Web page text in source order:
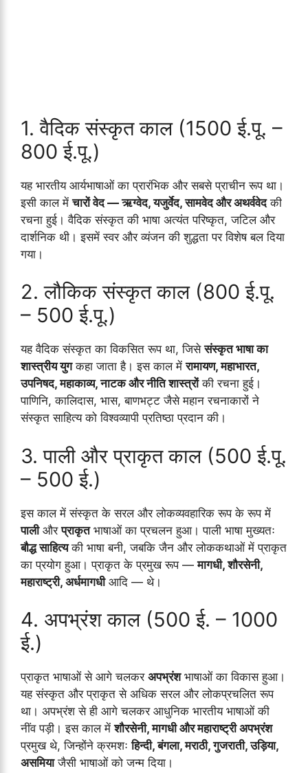
1. वैदिक संस्कृत काल (1500 ई.पू. –
800 ई.पू.)
यह भारतीय आर्यभाषाओं का प्रारंभिक और सबसे प्राचीन रूप था।
इसी काल मेंचारों वेद — ऋग्वेद, यजुर्वेद, सामवेद और अथर्ववेदकी
रचना हुई। वैदिक संस्कृत की भाषा अत्यंत परिष्कृत, जटिल और
दार्शनिक थी। इसमें स्वर और व्यंजन की शुद्धता पर विशेष बल दिया
गया।
2. लौकिक संस्कृत काल (800 ई.पू.
– 500 ई.पू.)
यह वैदिक संस्कृत का विकसित रूप था, जिसेसंस्कृत भाषा का
शास्त्रीय युगकहा जाता है। इस काल मेंरामायण, महाभारत,
उपनिषद, महाकाव्य, नाटक और नीति शास्त्रोंकी रचना हुई।
पाणिनि, कालिदास, भास, बाणभट्ट जैसे महान रचनाकारों ने
संस्कृत साहित्य को विश्वव्यापी प्रतिष्ठा प्रदान की।
3. पाली और प्राकृत काल (500 ई.पू.
– 500 ई.)
इस काल में संस्कृत के सरल और लोकव्यवहारिक रूप के रूप में
पालीऔरप्राकृतभाषाओं का प्रचलन हुआ। पाली भाषा मुख्यतः
बौद्ध साहित्यकी भाषा बनी, जबकि जैन और लोककथाओं में प्राकृत
का प्रयोग हुआ। प्राकृत के प्रमुख रूप —मागधी, शौरसेनी,
महाराष्ट्री, अर्धमागधीआदि — थे।
4. अपभ्रंश काल (500 ई. – 1000
ई.)
प्राकृत भाषाओं से आगे चलकर अपभ्रंशभाषाओं का विकास हुआ।
यह संस्कृत और प्राकृत से अधिक सरल और लोकप्रचलित रूप
था। अपभ्रंश से ही आगे चलकर आधुनिक भारतीय भाषाओं की
नींव पड़ी। इस काल मेंशौरसेनी, मागधी और महाराष्ट्री अपभ्रंश
प्रमुख थे, जिन्होंने क्रमशःहिन्दी, बंगला, मराठी, गुजराती, उड़िया,
असमियाजैसी भाषाओं को जन्म दिया।